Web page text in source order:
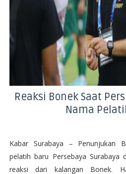
Reaksi Bonek Saat
Nama
Kabar Surabaya – Penunjukan
pelatih baru Persebaya Surabaya
reaksi dari kalangan Bonek.